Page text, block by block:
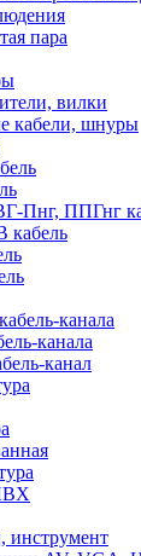
пара
вилки
кабели, шнуры
Пнг, ППГнг
кабель
канала
канала
канал
инструмент